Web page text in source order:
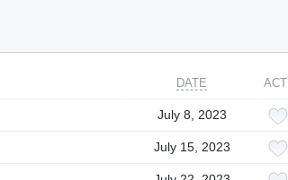
DATE
July 8, 2023
July 15, 2023